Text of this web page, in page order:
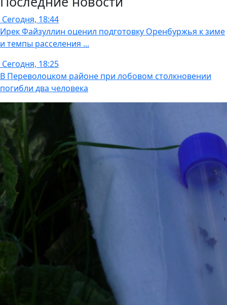
Сегодня, 18:44
Ирек Файзуллин оценил подготовку Оренбуржья к зиме
и темпы расселения ...
Сегодня, 18:25
В Переволоцком районе при лобовом столкновении
погибли два человека